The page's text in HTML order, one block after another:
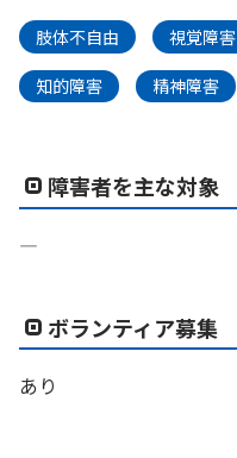
肢体不自由 視覚障害
知的障害 精神障害
障害者を主な対象
―
ボランティア募集
あり